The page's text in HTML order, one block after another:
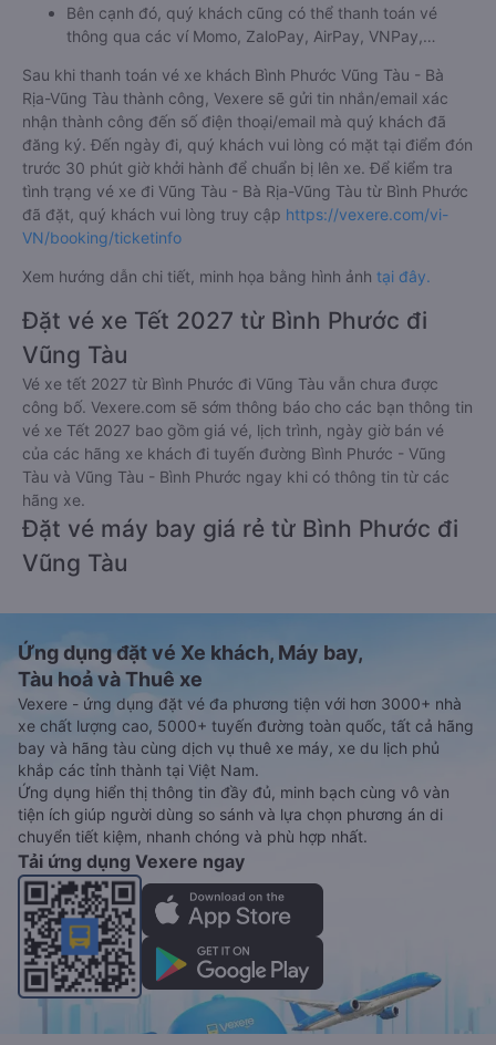
Bên cạnh đó, quý khách cũng có thể thanh toán vé
thông qua các ví Momo, ZaloPay, AirPay, VNPay,…
Sau khi thanh toán vé xe khách Bình Phước Vũng Tàu - Bà
Rịa-Vũng Tàu thành công, Vexere sẽ gửi tin nhắn/email xác
nhận thành công đến số điện thoại/email mà quý khách đã
đăng ký. Đến ngày đi, quý khách vui lòng có mặt tại điểm đón
trước 30 phút giờ khởi hành để chuẩn bị lên xe. Để kiểm tra
tình trạng vé xe đi Vũng Tàu - Bà Rịa-Vũng Tàu từ Bình Phước
đã đặt, quý khách vui lòng truy cập https://vexere.com/vi-
VN/booking/ticketinfo
Xem hướng dẫn chi tiết, minh họa bằng hình ảnh tại đây.
Đặt vé xe Tết 2027 từ Bình Phước đi
Vũng Tàu
Vé xe tết 2027 từ Bình Phước đi Vũng Tàu vẫn chưa được
công bố. Vexere.com sẽ sớm thông báo cho các bạn thông tin
vé xe Tết 2027 bao gồm giá vé, lịch trình, ngày giờ bán vé
của các hãng xe khách đi tuyến đường Bình Phước - Vũng
Tàu và Vũng Tàu - Bình Phước ngay khi có thông tin từ các
hãng xe.
Đặt vé máy bay giá rẻ từ Bình Phước đi
Vũng Tàu
Ứng dụng đặt vé Xe khách, Máy bay,
Tàu hoả và Thuê xe
Vexere - ứng dụng đặt vé đa phương tiện với hơn 3000+ nhà
xe chất lượng cao, 5000+ tuyến đường toàn quốc, tất cả hãng
bay và hãng tàu cùng dịch vụ thuê xe máy, xe du lịch phủ
khắp các tỉnh thành tại Việt Nam.
Ứng dụng hiển thị thông tin đầy đủ, minh bạch cùng vô vàn
tiện ích giúp người dùng so sánh và lựa chọn phương án di
chuyển tiết kiệm, nhanh chóng và phù hợp nhất.
Tải ứng dụng Vexere ngay